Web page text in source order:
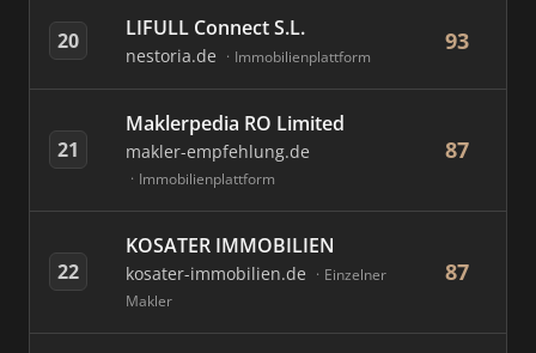
20 LIFULL Connect S.L.
nestoria.de Immobilienplattform
93
21
Maklerpedia RO Limited
makler-empfehlung.de
Immobilienplattform
87
22
KOSATER IMMOBILIEN
kosater-immobilien.de
Einzelner
Makler
87